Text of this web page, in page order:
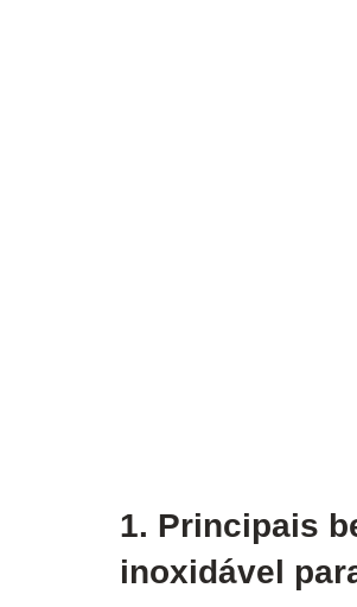
1. Principais
inoxidável